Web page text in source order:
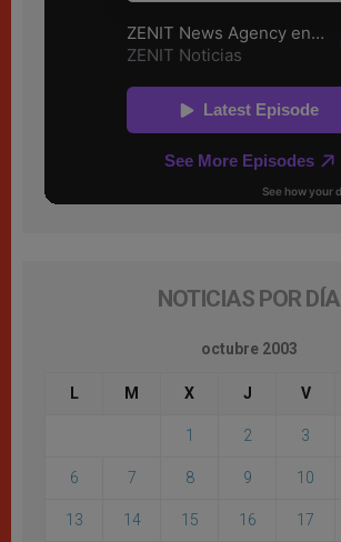
NOTICIAS POR DÍA
octubre 2003
L M X J V
1 2 3
6 7 8 9 10
13 14 15 16 17